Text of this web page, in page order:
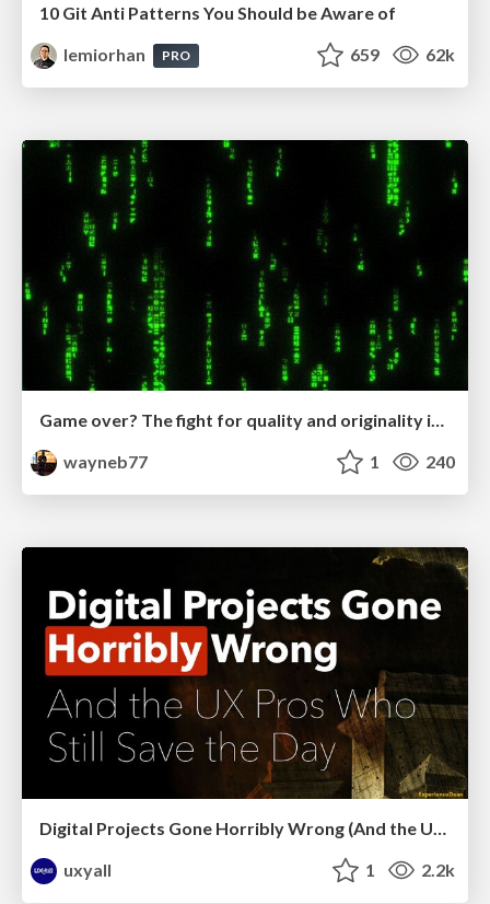
10 Git Anti Patterns You Should be Aware of
lemiorhan
PRO 659 62k
Game over? The fight for quality and originality in the time of robots
wayneb77
1 240
Digital Projects Gone Horribly Wrong (And the UX Pros Who Still Save the Day) - Dean Schuster
uxyall
1 2.2k